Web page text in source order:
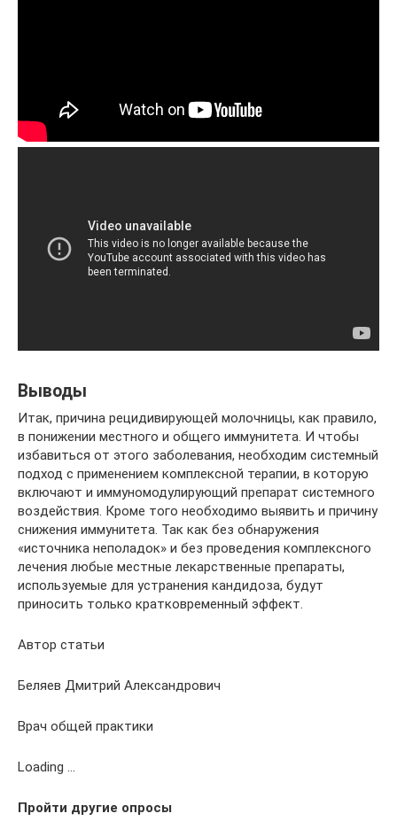
Выводы
Итак, причина рецидивирующей молочницы, как правило,
в понижении местного и общего иммунитета. И чтобы
избавиться от этого заболевания, необходим системный
подход с применением комплексной терапии, в которую
включают и иммуномодулирующий препарат системного
воздействия. Кроме того необходимо выявить и причину
снижения иммунитета. Так как без обнаружения
«источника неполадок» и без проведения комплексного
лечения любые местные лекарственные препараты,
используемые для устранения кандидоза, будут
приносить только кратковременный эффект.
Автор статьи
Беляев Дмитрий Александрович
Врач общей практики
Loading …
Пройти другие опросы